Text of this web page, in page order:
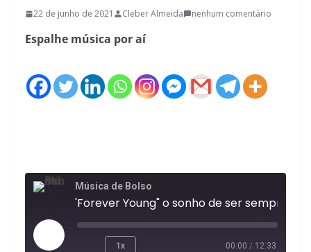
22 de junho de 2021 Cleber Almeida nenhum comentário
Espalhe música por aí
Música de Bolso
Reproduzir
1x 00:00 / 12:33